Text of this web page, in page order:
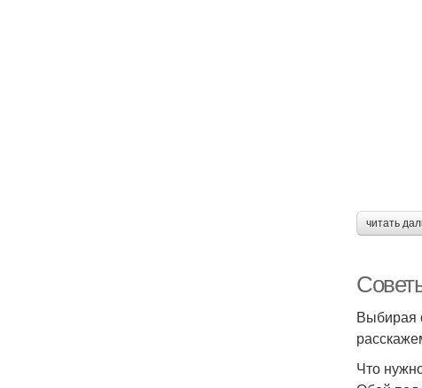
читать
Выбирая
Что